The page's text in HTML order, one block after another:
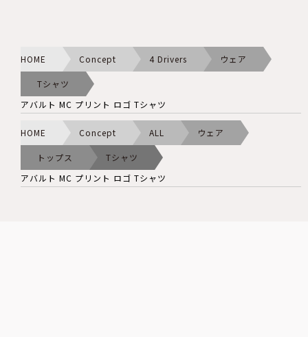
HOME Concept 4 Drivers ウェア
Tシャツ
アバルト MC プリント ロゴ Tシャツ
HOME Concept ALL ウェア
トップス
Tシャツ
アバルト MC プリント ロゴ Tシャツ